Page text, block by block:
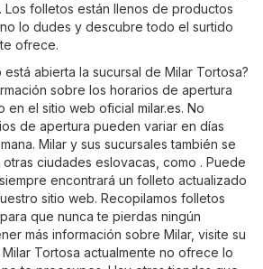
folletos están llenos de productos
lo dudes y descubre todo el surtido
ofrece.
abierta la sucursal de Milar Tortosa?
sobre los horarios de apertura
en el sitio web oficial milar.es. No
de apertura pueden variar en días
Milar y sus sucursales también se
ciudades eslovacas, como . Puede
encontrará un folleto actualizado
sitio web. Recopilamos folletos
que nunca te pierdas ningún
más información sobre Milar, visite su
Milar Tortosa actualmente no ofrece lo